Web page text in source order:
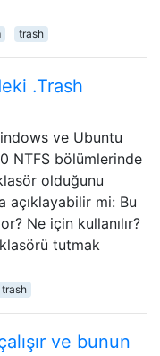
trash
.Trash
ve Ubuntu
NTFS bölümlerinde
olduğunu
açıklayabilir mi: Bu
Ne için kullanılır?
tutmak
trash
ve bunun